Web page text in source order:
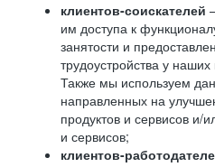
клиентов-соискателей
им доступа к
занятости и
трудоустройства у
Также мы используем
направленных на
продуктов и сервисов и/
и сервисов;
клиентов-